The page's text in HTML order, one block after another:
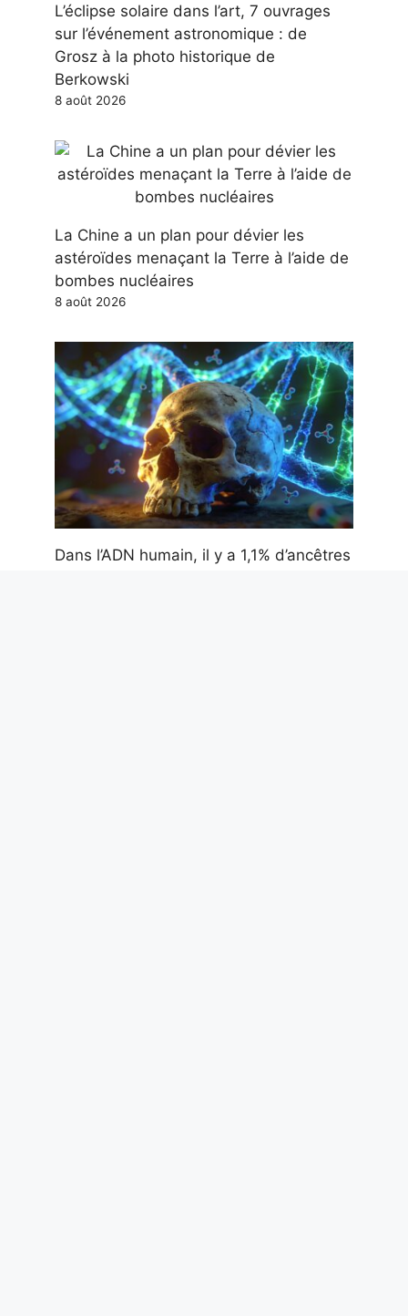
L’éclipse solaire dans l’art, 7 ouvrages
sur l’événement astronomique : de
Grosz à la photo historique de
Berkowski
8 août 2026
La Chine a un plan pour dévier les
astéroïdes menaçant la Terre à l’aide de
bombes nucléaires
8 août 2026
Dans l’ADN humain, il y a 1,1% d’ancêtres